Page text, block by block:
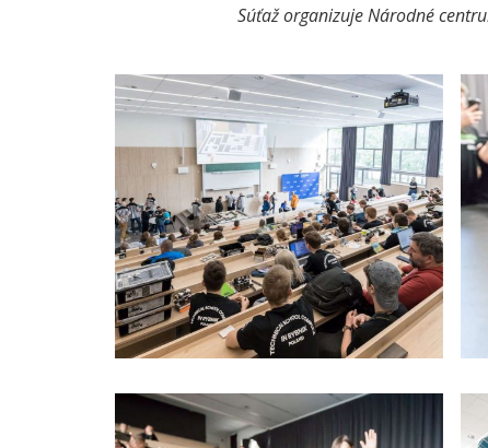
Súťaž organizuje Národné